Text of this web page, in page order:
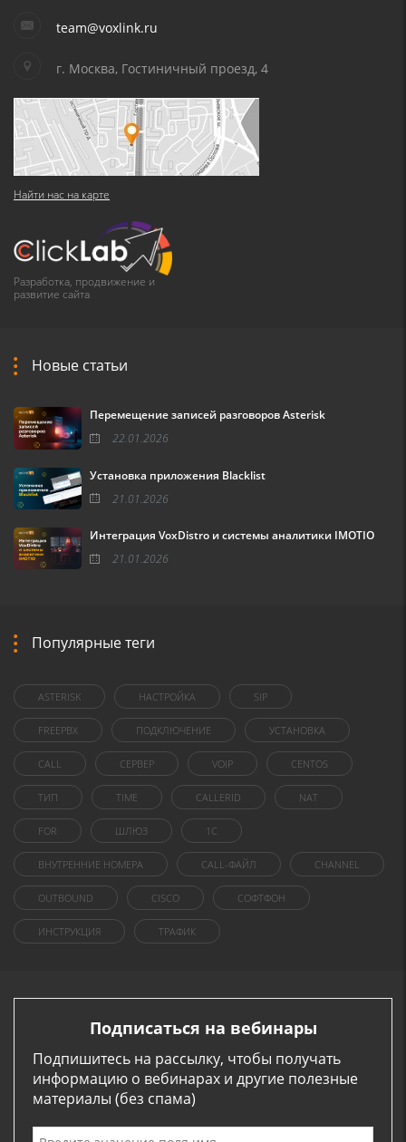
team@voxlink.ru
г. Москва, Гостиничный проезд, 4
Найти нас на карте
Разработка, продвижение и
развитие сайта
Новые статьи
Перемещение записей разговоров Asterisk
22.01.2026
Установка приложения Blacklist
21.01.2026
Интеграция VoxDistro и системы аналитики IMOTIO
21.01.2026
Популярные теги
ASTERISK НАСТРОЙКА SIP
FREEPBX ПОДКЛЮЧЕНИЕ УСТАНОВКА
CALL СЕРВЕР VOIP CENTOS
ТИП TIME CALLERID NAT
FOR ШЛЮЗ 1C
ВНУТРЕННИЕ НОМЕРА CALL-ФАЙЛ CHANNEL
OUTBOUND CISCO СОФТФОН
ИНСТРУКЦИЯ ТРАФИК
Подписаться на вебинары
Подпишитесь на рассылку, чтобы получать
информацию о вебинарах и другие полезные
материалы (без спама)